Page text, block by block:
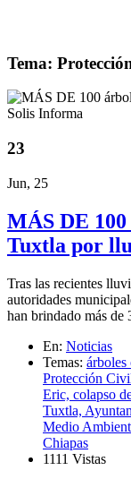
Tema:
23
Jun, 25
MÁS DE 100
Tuxtla por
Tras las recientes
autoridades
han brindado más de
En: Noticias
Temas: árboles
Protección
Eric, colapso
Tuxtla,
Medio
Chiapas
1111 Vistas